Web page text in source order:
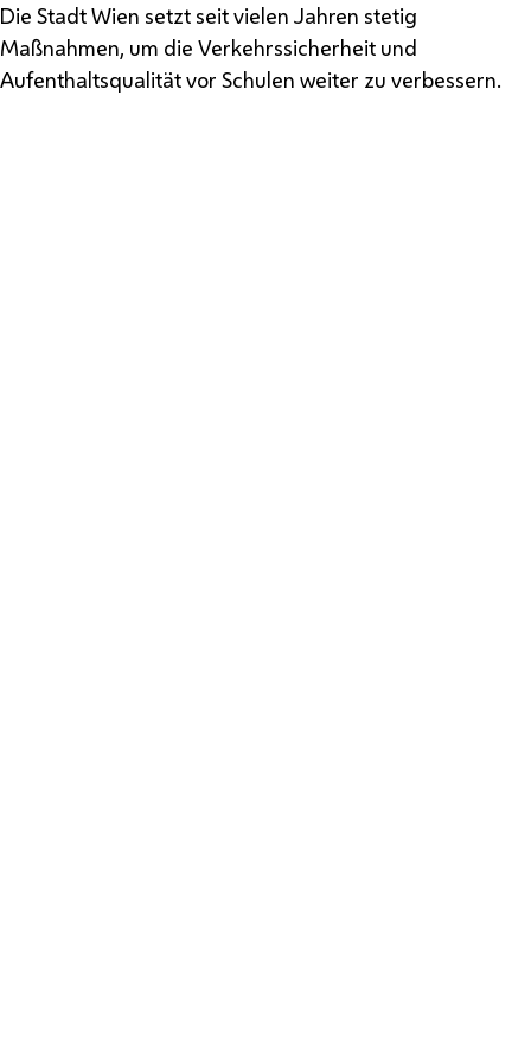
Die Stadt Wien setzt seit vielen Jahren stetig
Maßnahmen, um die Verkehrssicherheit und
Aufenthaltsqualität vor Schulen weiter zu verbessern.